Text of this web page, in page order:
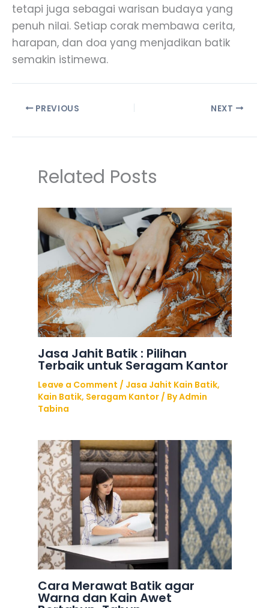
tetapi juga sebagai warisan budaya yang
penuh nilai. Setiap corak membawa cerita,
harapan, dan doa yang menjadikan batik
semakin istimewa.
PREVIOUS NEXT
Related Posts
Jasa Jahit Batik : Pilihan
Terbaik untuk Seragam Kantor
Leave a Comment / Jasa Jahit Kain Batik,
Kain Batik, Seragam Kantor/ ByAdmin
Tabina
Cara Merawat Batik agar
Warna dan Kain Awet